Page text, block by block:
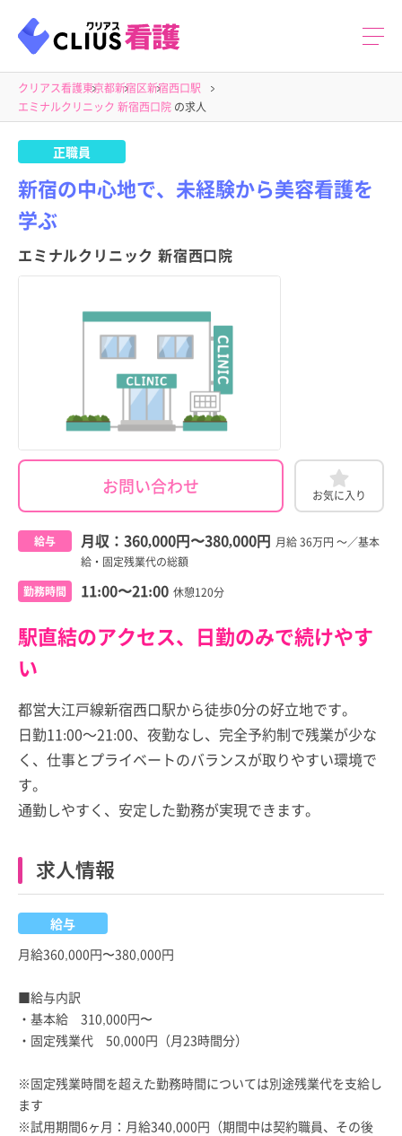
クリアス看護東京都新宿区新宿西口駅
エミナルクリニック 新宿西口院 の求人
正職員
新宿の中心地で、未経験から美容看護を
学ぶ
エミナルクリニック 新宿西口院
お問い合わせ お気に入り
給与 月収： 360,000円〜380,000円 月給 36万円 ～／基本
給・固定残業代の総額
勤務時間
11:00〜21:00 休憩120分
駅直結のアクセス、日勤のみで続けやす
い
都営大江戸線新宿西口駅から徒歩0分の好立地です。
日勤11:00～21:00、夜勤なし、完全予約制で残業が少な
く、仕事とプライベートのバランスが取りやすい環境で
す。
通勤しやすく、安定した勤務が実現できます。
求人情報
給与
月給360,000円〜380,000円
■給与内訳
・基本給 310,000円〜
・固定残業代 50,000円（月23時間分）
※固定残業時間を超えた勤務時間については別途残業代を支給し
ます
※試用期間6ヶ月：月給340,000円（期間中は契約職員、その後